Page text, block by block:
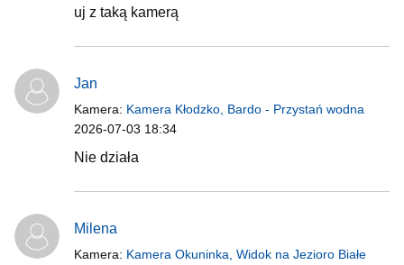
uj z taką kamerą
Jan
Kamera: Kamera Kłodzko, Bardo - Przystań wodna
2026-07-03 18:34
Nie działa
Milena
Kamera: Kamera Okuninka, Widok na Jezioro Białe